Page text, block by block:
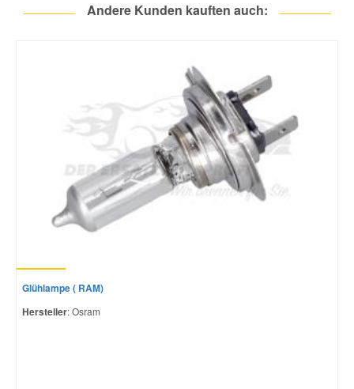
Andere Kunden kauften auch:
Glühlampe ( RAM)
Hersteller: Osram